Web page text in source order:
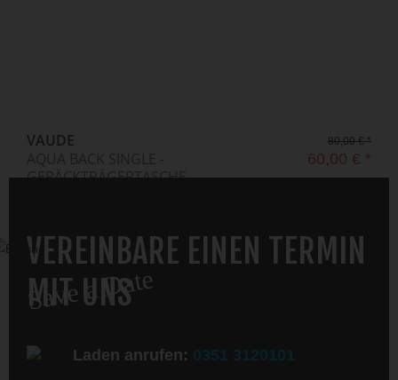
VAUDE
AQUA BACK SINGLE -
GEPÄCKTRÄGERTASCHE
80,00 € *
60,00 € *
Save a Date
VEREINBARE EINEN TERMIN
MIT UNS
Laden anrufen: 0351 3120101